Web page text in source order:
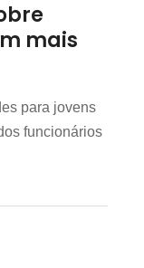
mais
para jovens
funcionários